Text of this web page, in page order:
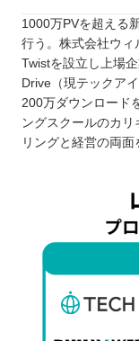
1000万PVを超える
行う。株式会社ウ
Twistを設立し上場
Drive（現テックア
200万ダウンロード
ングスクールのカ
リングと経営の両面